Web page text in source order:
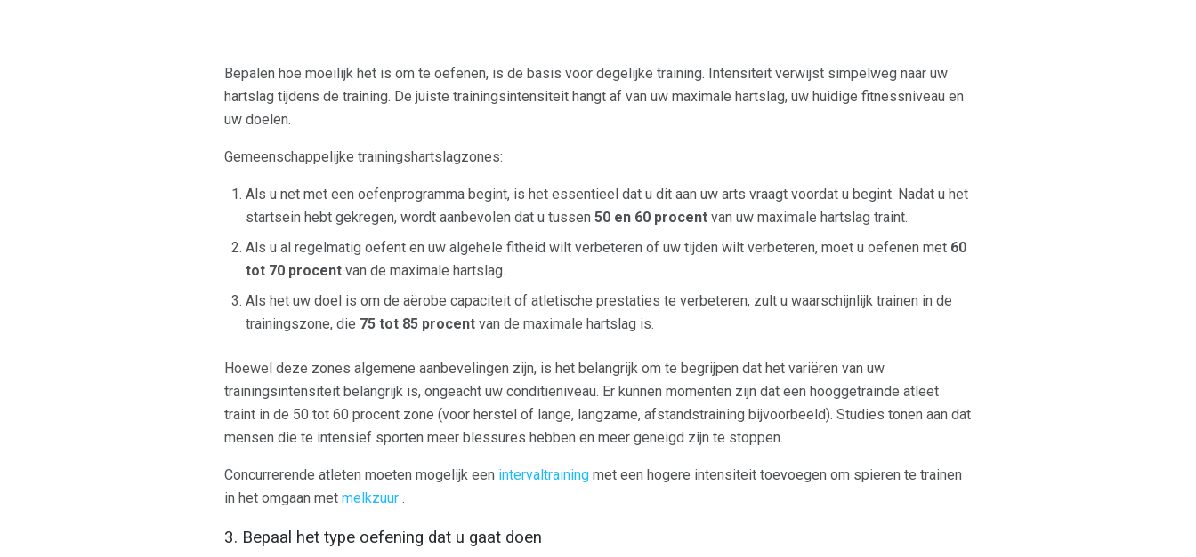
Bepalen hoe moeilijk het is om te oefenen, is de basis voor degelijke training. Intensiteit verwijst simpelweg naar uw
hartslag tijdens de training. De juiste trainingsintensiteit hangt af van uw maximale hartslag, uw huidige fitnessniveau en
uw doelen.
Gemeenschappelijke trainingshartslagzones:
Als u net met een oefenprogramma begint, is het essentieel dat u dit aan uw arts vraagt ​​voordat u begint. Nadat u het
startsein hebt gekregen, wordt aanbevolen dat u tussen 50 en 60 procent van uw maximale hartslag traint.
Als u al regelmatig oefent en uw algehele fitheid wilt verbeteren of uw tijden wilt verbeteren, moet u oefenen met 60
tot 70 procent van de maximale hartslag.
Als het uw doel is om de aërobe capaciteit of atletische prestaties te verbeteren, zult u waarschijnlijk trainen in de
trainingszone, die 75 tot 85 procent van de maximale hartslag is.
Hoewel deze zones algemene aanbevelingen zijn, is het belangrijk om te begrijpen dat het variëren van uw
trainingsintensiteit belangrijk is, ongeacht uw conditieniveau. Er kunnen momenten zijn dat een hooggetrainde atleet
traint in de 50 tot 60 procent zone (voor herstel of lange, langzame, afstandstraining bijvoorbeeld). Studies tonen aan dat
mensen die te intensief sporten meer blessures hebben en meer geneigd zijn te stoppen.
Concurrerende atleten moeten mogelijk een intervaltraining met een hogere intensiteit toevoegen om spieren te trainen
in het omgaan met melkzuur .
3. Bepaal het type oefening dat u gaat doen